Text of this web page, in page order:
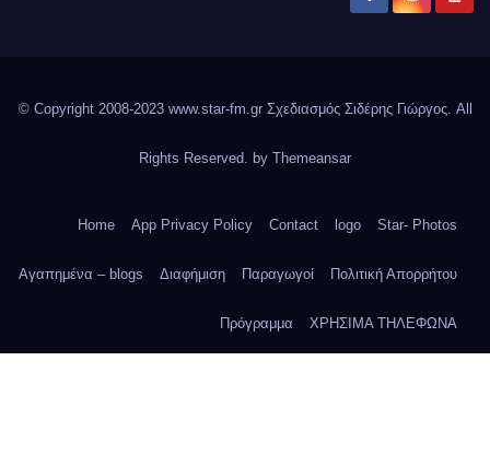
© Copyright 2008-2023 www.star-fm.gr Σχεδιασμός Σιδέρης Γιώργος. All
Rights Reserved. by Themeansar
Home App Privacy Policy Contact logo Star- Photos
Αγαπημένα – blogs Διαφήμιση Παραγωγοί Πολιτική Απορρήτου
Πρόγραμμα ΧΡΗΣΙΜΑ ΤΗΛΕΦΩΝΑ